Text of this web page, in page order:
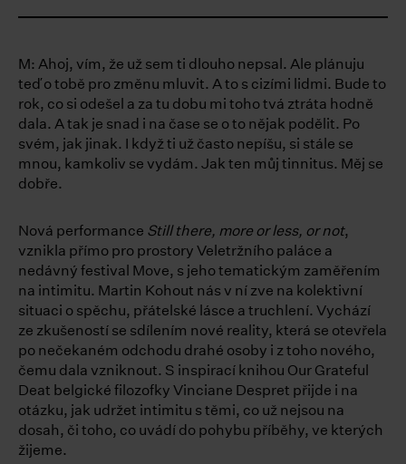
M: Ahoj, vím, že už sem ti dlouho nepsal. Ale plánuju
teď o tobě pro změnu mluvit. A to s cizími lidmi. Bude to
rok, co si odešel a za tu dobu mi toho tvá ztráta hodně
dala. A tak je snad i na čase se o to nějak podělit. Po
svém, jak jinak. I když ti už často nepíšu, si stále se
mnou, kamkoliv se vydám. Jak ten můj tinnitus. Měj se
dobře.
Nová performance Still there, more or less, or not,
vznikla přímo pro prostory Veletržního paláce a
nedávný festival Move, s jeho tematickým zaměřením
na intimitu. Martin Kohout nás v ní zve na kolektivní
situaci o spěchu, přátelské lásce a truchlení. Vychází
ze zkušeností se sdílením nové reality, která se otevřela
po nečekaném odchodu drahé osoby i z toho nového,
čemu dala vzniknout. S inspirací knihou Our Grateful
Deat belgické filozofky Vinciane Despret přijde i na
otázku, jak udržet intimitu s těmi, co už nejsou na
dosah, či toho, co uvádí do pohybu příběhy, ve kterých
žijeme.